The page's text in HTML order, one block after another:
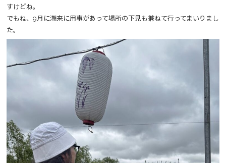
すけどね。
でもね、9月に潮来に用事があって場所の下見も兼ねて行ってまいりまし
た。